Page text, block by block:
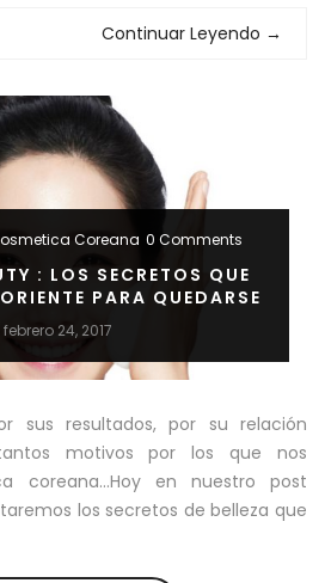
Continuar Leyendo →
Coreana 0 Comments
: LOS SECRETOS QUE
PARA QUEDARSE
febrero 24, 2017
sus resultados, por su relación
motivos por los que nos
coreana…Hoy en nuestro post
los secretos de belleza que